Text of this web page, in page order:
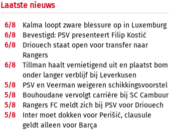
Laatste nieuws
6/8
Kalma loopt zware blessure op in Luxemburg
6/8
Bevestigd: PSV presenteert Filip Kostić
6/8
Driouech staat open voor transfer naar
Rangers
6/8
Tillman haalt vernietigend uit en plaatst bom
onder langer verblijf bij Leverkusen
5/8
PSV en Veerman weigeren schikkingsvoorstel
5/8
Bouhoudane vervolgt carrière bij SC Cambuur
5/8
Rangers FC meldt zich bij PSV voor Driouech
5/8
Inter moet dokken voor Perišić, clausule
geldt alleen voor Barça